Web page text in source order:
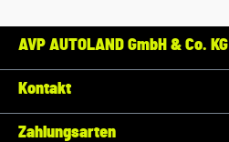
AVP AUTOLAND GmbH & Co. KG
Kontakt
Zahlungsarten